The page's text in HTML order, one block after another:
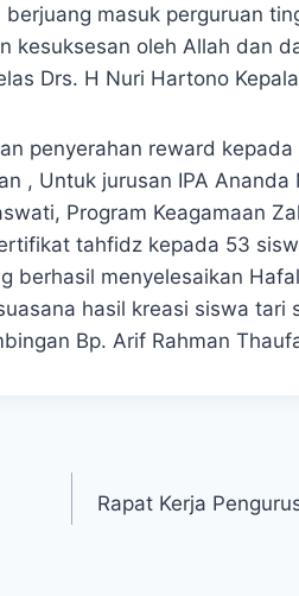
masuk perguruan
kesuksesan oleh Allah dan
Drs. H Nuri Hartono
penyerahan reward
, Untuk jurusan IPA Ananda
Program Keagamaan
tahfidz kepada 53
berhasil menyelesaikan
hasil kreasi siswa tari
Bp. Arif Rahman
Rapat Kerja